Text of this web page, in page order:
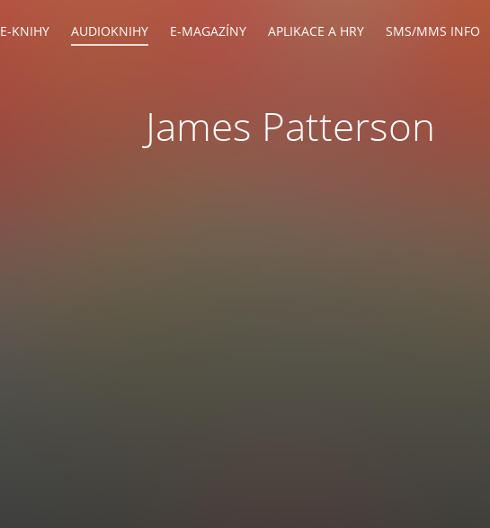
E-KNIHY AUDIOKNIHY E-MAGAZÍNY APLIKACE A HRY SMS/MMS INFO
James Patterson